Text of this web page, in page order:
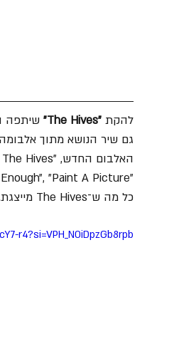
להקת "The Hives"
גם שיר הנושא מתוך אלבומה
כל מה ש־The Hives מייצגת."
r4?si=VPH_N0iDpzGb8rpb